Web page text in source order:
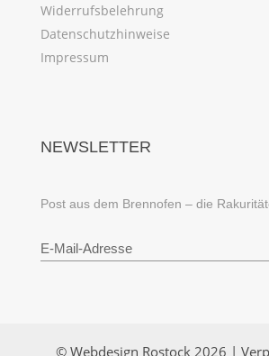
Widerrufsbelehrung
Datenschutzhinweise
Impressum
NEWSLETTER
Post aus dem Brennofen – die
© Webdesign Rostock 2026 |